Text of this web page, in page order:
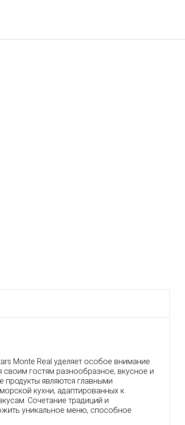
Monte Real уделяет особое внимание
своим гостям разнообразное, вкусное и
являются главными
кухни, адаптированных к
Сочетание традиций и
уникальное меню, способное